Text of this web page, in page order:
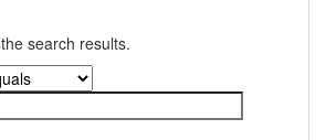
search results.